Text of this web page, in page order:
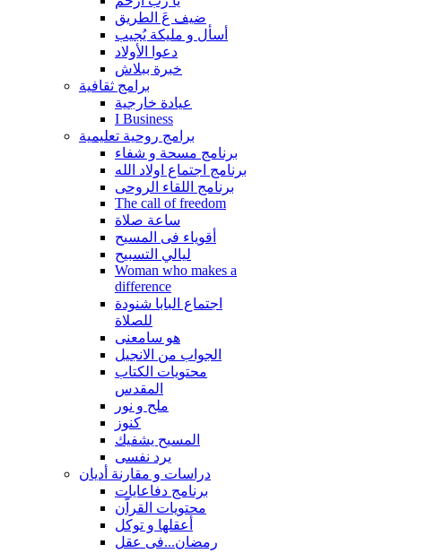
ضيف عَ الطريق
أسأل و مليكة يُجيب
دعوا الأولاد
خبرة ببلاش
برامج ثقافية
عيادة خارجية
I Business
برامج روحية تعليمية
برنامج مسحة و شفاء
برنامج اجتماع اولاد الله
برنامج اللقاء الروحى
The call of freedom
ساعة صلاة
أقوياء فى المسيح
ليالي التسبيح
Woman who makes a
difference
اجتماع البابا شنودة
للصلاة
هو سامعنى
الجواب من الانجيل
محتويات الكتاب
المقدس
ملح و نور
كنوز
المسيح يشفيك
يرد نفسى
دراسات و مقارنة أديان
برنامج دفاعايات
محتويات القراّن
أعقلها و توكل
رمضان...فى عقل